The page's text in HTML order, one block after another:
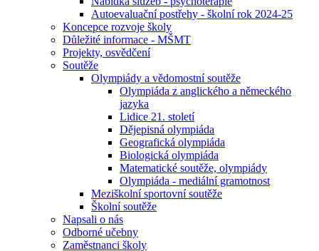
Autoevaluační postřehy - školní rok 2024-25
Koncepce rozvoje školy
Důležité informace - MŠMT
Projekty, osvědčení
Soutěže
Olympiády a vědomostní soutěže
Olympiáda z anglického a německého
jazyka
Lidice 21. století
Dějepisná olympiáda
Geografická olympiáda
Biologická olympiáda
Matematické soutěže, olympiády
Olympiáda - mediální gramotnost
Meziškolní sportovní soutěže
Školní soutěže
Napsali o nás
Odborné učebny
Zaměstnanci školy